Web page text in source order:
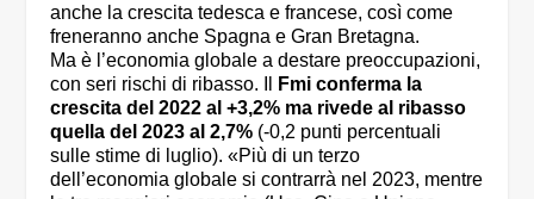
anche la crescita tedesca e francese, così come
freneranno anche Spagna e Gran Bretagna.
Ma è l’economia globale a destare preoccupazioni,
con seri rischi di ribasso. Il
Fmi conferma la
crescita del 2022 al +3,2% ma rivede al ribasso
quella del 2023 al 2,7% (-0,2 punti percentuali
sulle stime di luglio). «Più di un terzo
dell’economia globale si contrarrà nel 2023, mentre